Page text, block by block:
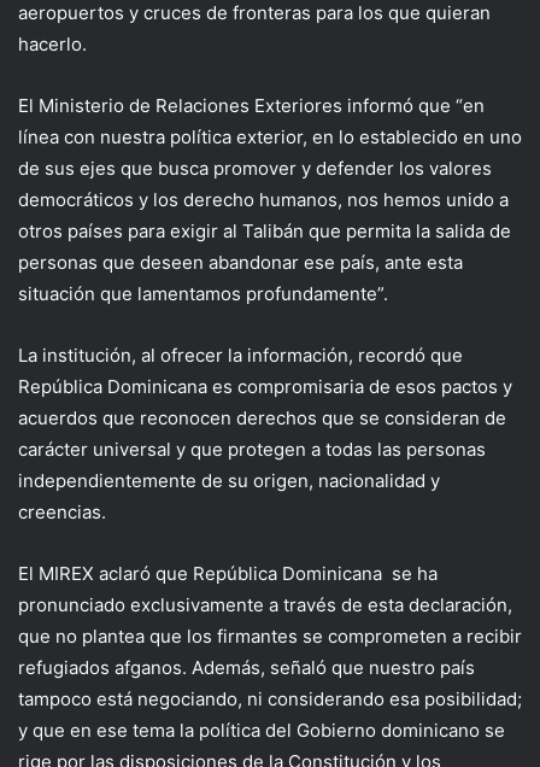
aeropuertos y cruces de fronteras para los que quieran
hacerlo.
El Ministerio de Relaciones Exteriores informó que “en
línea con nuestra política exterior, en lo establecido en uno
de sus ejes que busca promover y defender los valores
democráticos y los derecho humanos, nos hemos unido a
otros países para exigir al Talibán que permita la salida de
personas que deseen abandonar ese país, ante esta
situación que lamentamos profundamente”.
La institución, al ofrecer la información, recordó que
República Dominicana es compromisaria de esos pactos y
acuerdos que reconocen derechos que se consideran de
carácter universal y que protegen a todas las personas
independientemente de su origen, nacionalidad y
creencias.
El MIREX aclaró que República Dominicana se ha
pronunciado exclusivamente a través de esta declaración,
que no plantea que los firmantes se comprometen a recibir
refugiados afganos. Además, señaló que nuestro país
tampoco está negociando, ni considerando esa posibilidad;
y que en ese tema la política del Gobierno dominicano se
rige por las disposiciones de la Constitución y los